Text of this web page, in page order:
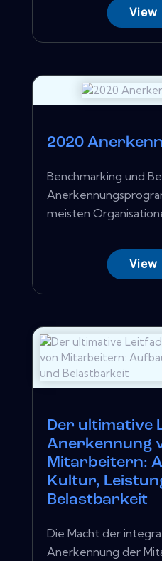
View
2020
Benchmarking und
meisten
View
Der ultimative
Anerkennung
Mitarbeitern:
Kultur,
Belastbarkeit
Die Macht der
Anerkennung der